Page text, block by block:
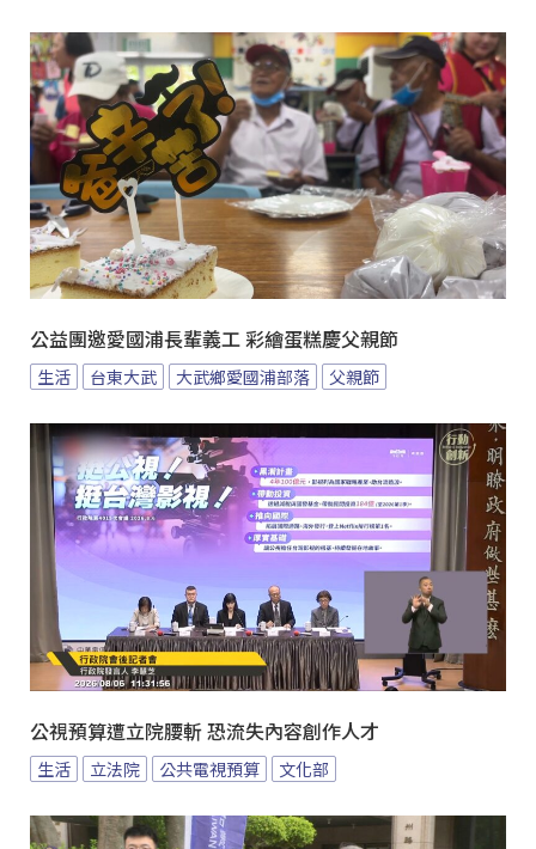
公益團邀愛國浦長輩義工 彩繪蛋糕慶父親節
生活 台東大武 大武鄉愛國浦部落 父親節
公視預算遭立院腰斬 恐流失內容創作人才
生活 立法院 公共電視預算 文化部